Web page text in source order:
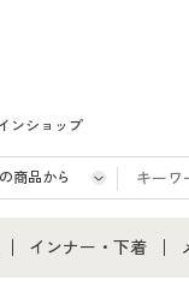
ンショップ
インナー・下着